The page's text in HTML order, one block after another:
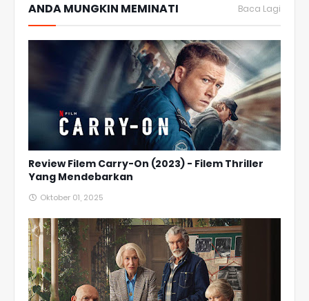
ANDA MUNGKIN MEMINATI Baca Lagi
Review Filem Carry-On (2023) - Filem Thriller
Yang Mendebarkan
Oktober 01, 2025